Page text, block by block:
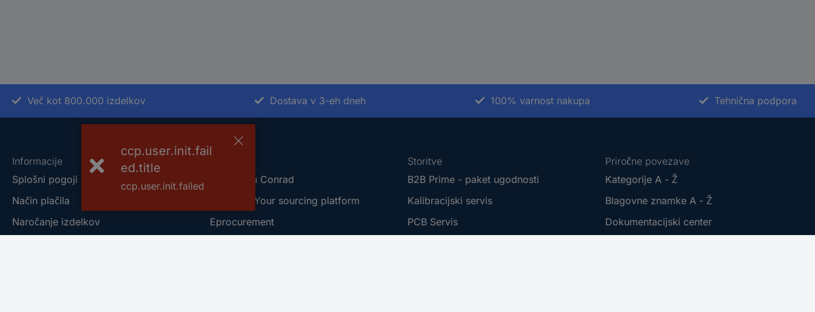
Več kot 800.000 izdelkov Dostava v 3-eh dneh 100% varnost nakupa Tehnična podpora
Informacije
Splošni pogoji
Način plačila
Naročanje izdelkov
O podjetju Conrad
Conrad - Your sourcing platform
Eprocurement
Storitve
B2B Prime - paket ugodnosti
Kalibracijski servis
PCB Servis
Priročne povezave
Kategorije A - Ž
Blagovne znamke A - Ž
Dokumentacijski center
ccp.user.init.fail
ed.title
ccp.user.init.failed